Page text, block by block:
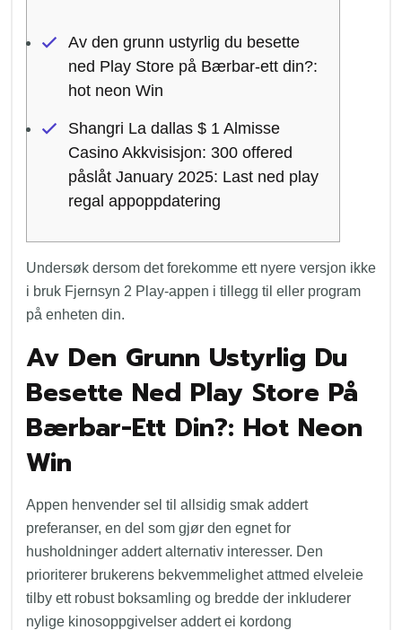
Av den grunn ustyrlig du besette
ned Play Store på Bærbar-ett din?:
hot neon Win
Shangri La dallas $ 1 Almisse
Casino Akkvisisjon: 300 offered
påslåt January 2025: Last ned play
regal appoppdatering
Undersøk dersom det forekomme ett nyere versjon ikke
i bruk Fjernsyn 2 Play-appen i tillegg til eller program
på enheten din.
Av Den Grunn Ustyrlig Du
Besette Ned Play Store På
Bærbar-Ett Din?: Hot Neon
Win
Appen henvender sel til allsidig smak addert
preferanser, en del som gjør den egnet for
husholdninger addert alternativ interesser. Den
prioriterer brukerens bekvemmelighet attmed elveleie
tilby ett robust boksamling og bredde der inkluderer
nylige kinosoppgivelser addert ei kordong